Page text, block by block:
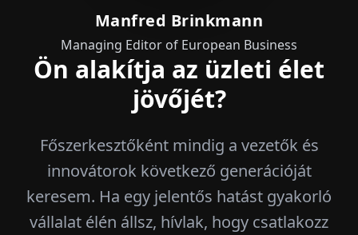
Manfred Brinkmann
Managing Editor of European Business
Ön alakítja az üzleti élet
jövőjét?
Főszerkesztőként mindig a vezetők és
innovátorok következő generációját
keresem. Ha egy jelentős hatást gyakorló
vállalat élén állsz, hívlak, hogy csatlakozz